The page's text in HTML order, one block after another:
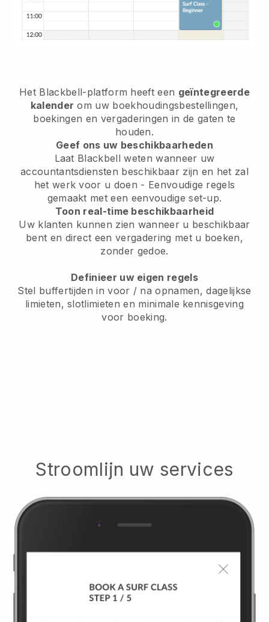
Het Blackbell-platform heeft een geïntegreerde
kalender om uw boekhoudingsbestellingen,
boekingen en vergaderingen in de gaten te
houden.
Geef ons uw beschikbaarheden
Laat Blackbell weten wanneer uw
accountantsdiensten beschikbaar zijn en het zal
het werk voor u doen - Eenvoudige regels
gemaakt met een eenvoudige set-up.
Toon real-time beschikbaarheid
Uw klanten kunnen zien wanneer u beschikbaar
bent en direct een vergadering met u boeken,
zonder gedoe.
Definieer uw eigen regels
Stel buffertijden in voor / na opnamen, dagelijkse
limieten, slotlimieten en minimale kennisgeving
voor boeking.
Stroomlijn uw services